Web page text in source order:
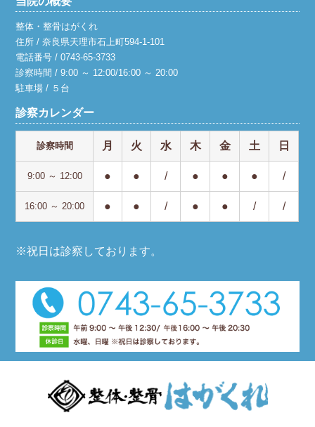
整体・整骨はがくれ
住所 / 奈良県天理市石上町594-1-101
電話番号 / 0743-65-3733
診察時間 / 9:00 ～ 12:00/16:00 ～ 20:00
駐車場 / ５台
診察カレンダー
診察時間 月 火 水 木 金 土 日
9:00 ～ 12:00 ● ● / ● ● ● /
16:00 ～ 20:00 ● ● / ● ● / /
※祝日は診察しております。